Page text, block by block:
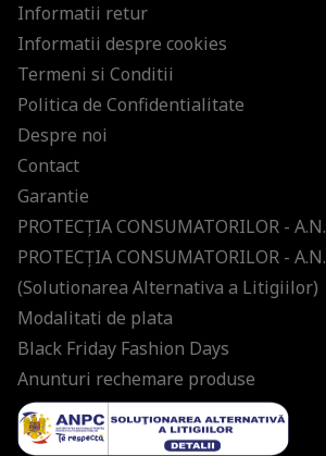
Informatii retur
Informatii despre cookies
Termeni si Conditii
Politica de Confidentialitate
Despre noi
Contact
Garantie
PROTECŢIA CONSUMATORILOR -
PROTECŢIA CONSUMATORILOR -
(Solutionarea Alternativa a Litigiilor)
Modalitati de plata
Black Friday Fashion Days
Anunturi rechemare produse